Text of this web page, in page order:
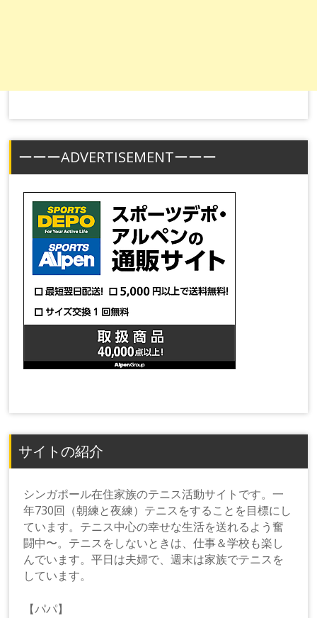
ーーーADVERTISEMENTーーー
サイトの紹介
シンガポール在住家族のテニス活動サイトです。一
年730回（朝練と夜練）テニスをすることを目標にし
ています。テニス中心の幸せな生活を送れるよう奮
闘中〜。テニスをしないときは、仕事＆学校も楽し
んでいます。平日は夫婦で、週末は家族でテニスを
しています。
【パパ】